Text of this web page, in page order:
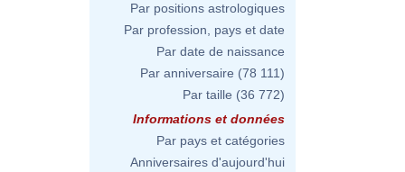
Par positions astrologiques
Par profession, pays et date
Par date de naissance
Par anniversaire (78 111)
Par taille (36 772)
Informations et données
Par pays et catégories
Anniversaires d'aujourd'hui